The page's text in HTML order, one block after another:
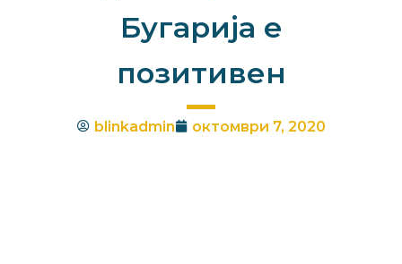
Бугарија е
позитивен
blinkadmin октомври 7, 2020